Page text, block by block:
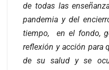
de todas las
pandemia y del
tiempo, en el fondo,
reflexión y acción para
de su salud y se